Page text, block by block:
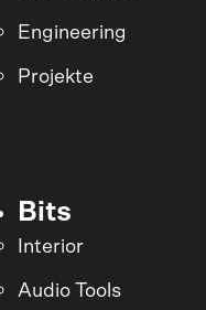
Engineering
Projekte
Bits
Interior
Audio Tools